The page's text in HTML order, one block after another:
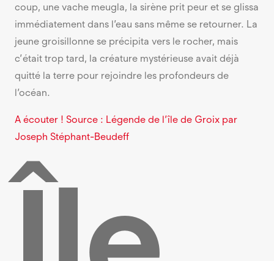
coup, une vache meugla, la sirène prit peur et se glissa
immédiatement dans l’eau sans même se retourner. La
jeune groisillonne se précipita vers le rocher, mais
c’était trop tard, la créature mystérieuse avait déjà
quitté la terre pour rejoindre les profondeurs de
l’océan.
A écouter ! Source : Légende de l’île de Groix par
Joseph Stéphant-Beudeff